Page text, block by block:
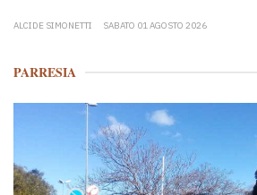
ALCIDE SIMONETTI SABATO 01 AGOSTO 2026
PARRESIA